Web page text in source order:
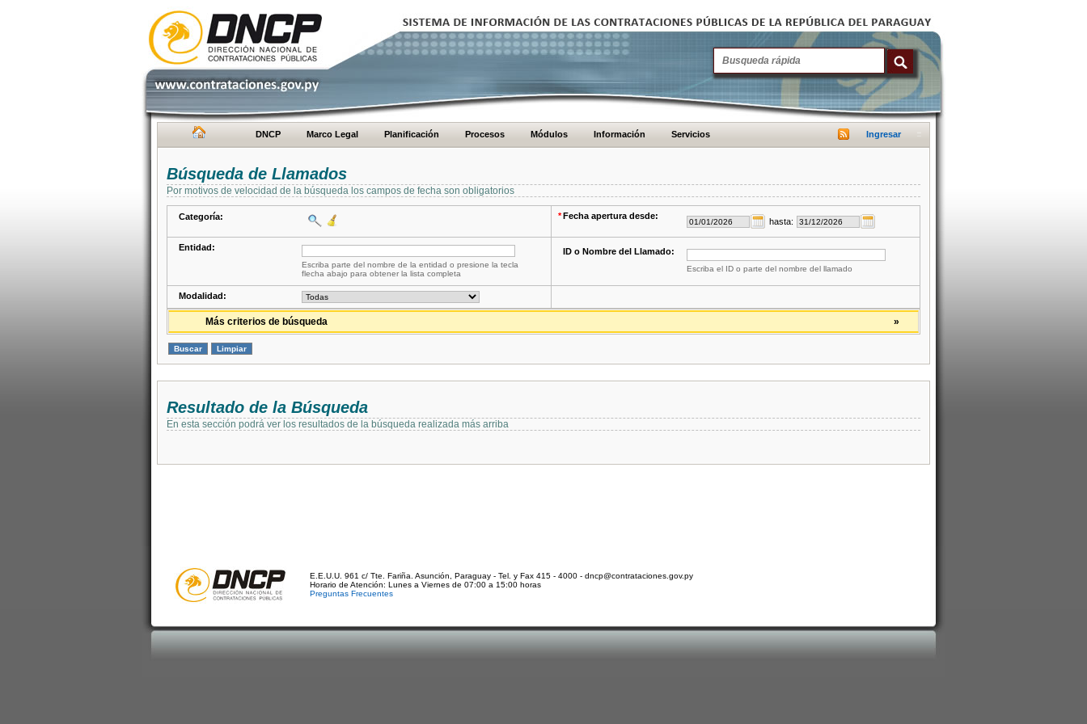
DNCP Marco Legal Planificación Procesos Módulos Información Servicios Ingresar
Búsqueda de Llamados
Por motivos de velocidad de la búsqueda los campos de fecha son obligatorios
Categoría: *Fecha apertura desde:
hasta:
Entidad:
Escriba parte del nombre de la entidad o presione la tecla
flecha abajo para obtener la lista completa
ID o Nombre del Llamado:
Escriba el ID o parte del nombre del llamado
Modalidad:
»
Más criterios de búsqueda
Resultado de la Búsqueda
En esta sección podrá ver los resultados de la búsqueda realizada más arriba
E.E.U.U. 961 c/ Tte. Fariña. Asunción, Paraguay - Tel. y Fax 415 - 4000 - dncp@contrataciones.gov.py
Horario de Atención: Lunes a Viernes de 07:00 a 15:00 horas
Preguntas Frecuentes